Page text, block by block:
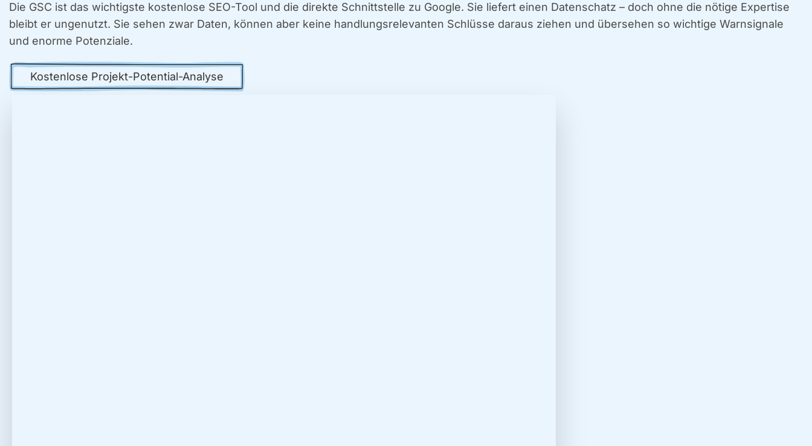
Die GSC ist das wich­tigs­te kos­ten­lo­se SEO-Tool und die direk­te Schnitt­stel­le zu Goog­le. Sie lie­fert einen Daten­schatz – doch ohne die nöti­ge Exper­ti­se
bleibt er unge­nutzt. Sie sehen zwar Daten, kön­nen aber kei­ne hand­lungs­re­le­van­ten Schlüs­se dar­aus zie­hen und über­se­hen so wich­ti­ge Warn­si­gna­le
und enor­me Poten­zia­le.
Kos­ten­lo­se Pro­jekt-Poten­ti­al-Ana­ly­se